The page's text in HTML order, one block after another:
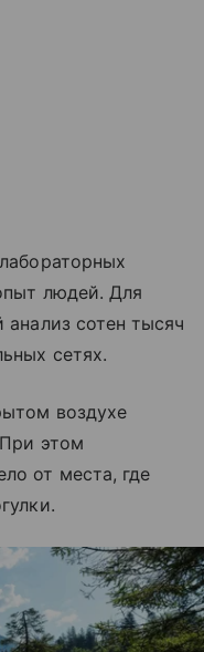
людей. Для
сотен тысяч
сетях.
воздухе
этом
от места, где